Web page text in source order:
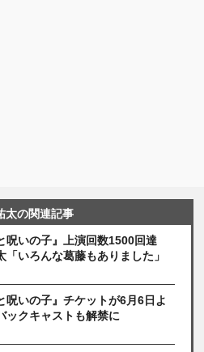
太の関連記事
呪いの子』上演回数1500回達
いろんな葛藤もありました」
呪いの子』チケットが6月6日よ
クキャストも解禁に